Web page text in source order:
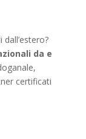
da e
certificati